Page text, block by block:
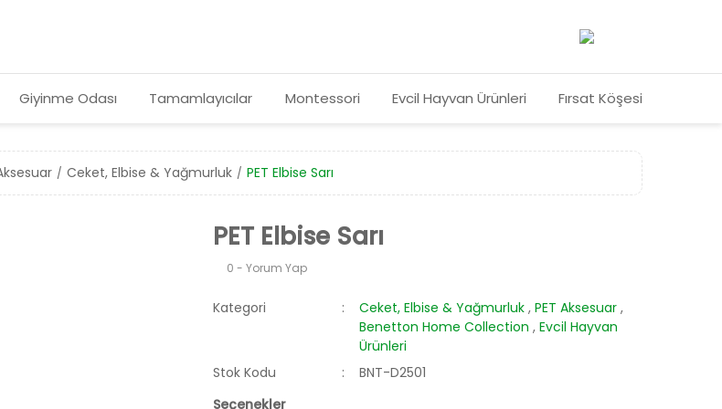
Giyinme Odası Tamamlayıcılar Montessori Evcil Hayvan Ürünleri Fırsat Köşesi
Ceket, Elbise & Yağmurluk PET Elbise Sarı
PET Elbise Sarı
0 - Yorum Yap
Kategori Ceket, Elbise & Yağmurluk , PET Aksesuar ,
Benetton Home Collection , Evcil Hayvan
Ürünleri
Stok Kodu
BNT-D2501
Seçenekler